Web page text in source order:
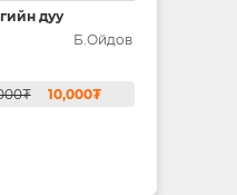
дуу
Б.Ойдов
10,000₮